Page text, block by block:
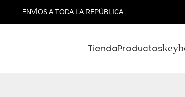
ENVÍOS A TODA LA REPÚBLICA
TiendaProductos